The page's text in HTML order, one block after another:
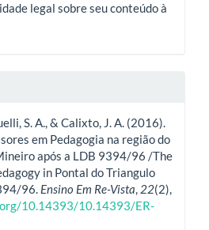
legal sobre seu conteúdo à
S. A., & Calixto, J. A. (2016).
em Pedagogia na região do
após a LDB 9394/96 /The
in Pontal do Triangulo
96. Ensino Em Re-Vista 22(2),
10.14393/10.14393/ER-